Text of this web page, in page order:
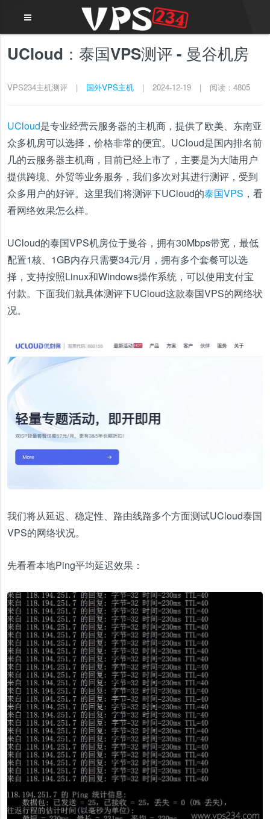
UCloud：泰国VPS测评 - 曼谷机房
VPS234主机测评 | 国外VPS主机 | 2024-12-19 | 阅读：4805
UCloud是专业经营云服务器的主机商，提供了欧美、东南亚
众多机房可以选择，价格非常的便宜。UCloud是国内排名前
几的云服务器主机商，目前已经上市了，主要是为大陆用户
提供跨境、外贸等业务服务，我们多次对其进行测评，受到
众多用户的好评。这里我们将测评下UCloud的泰国VPS ，看
看网络效果怎么样。
UCloud的泰国VPS机房位于曼谷，拥有30Mbps带宽，最低
配置1核、1GB内存只需要34元/月，拥有多个套餐可以选
择，支持按照Linux和Windows操作系统，可以使用支付宝
付款。下面我们就具体测评下UCloud这款泰国VPS的网络状
况。
我们将从延迟、稳定性、路由线路多个方面测试UCloud泰国
VPS的网络状况。
先看看本地Ping平均延迟效果：